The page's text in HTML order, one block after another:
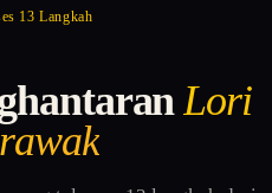
13 Langkah
Lori